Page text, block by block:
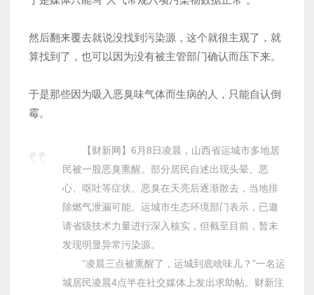
然后翻来覆去就说没找到污染源，这个就很主观了，就
算找到了，也可以因为没有被主管部门确认而压下来。
于是那些因为吸入恶臭味气体而生病的人，只能自认倒
霉。
【财新网】6月8日凌晨，山西省运城市多地居
民被一股恶臭熏醒。部分居民自述出现头晕、恶
心、呕吐等症状。恶臭在天亮后逐渐散去，当地排
除燃气泄漏可能。运城市生态环境部门表示，已邀
请省级技术力量进行深入核实，但截至目前，暂未
发现明显异常污染源。
“凌晨三点被熏醒了，运城到底啥味儿？”一名运
城居民凌晨4点半在社交媒体上发出求助帖。财新注